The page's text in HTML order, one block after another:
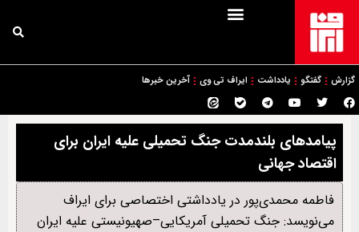
گزارش گفتگو یادداشت ایراف تی وی آخرین خبرها
پیامدهای بلندمدت جنگ تحمیلی علیه ایران برای
اقتصاد جهانی
فاطمه محمدی‌پور در یادداشتی اختصاصی برای ایراف
می‌نویسد: جنگ تحمیلی آمریکایی–صهیونیستی علیه ایران